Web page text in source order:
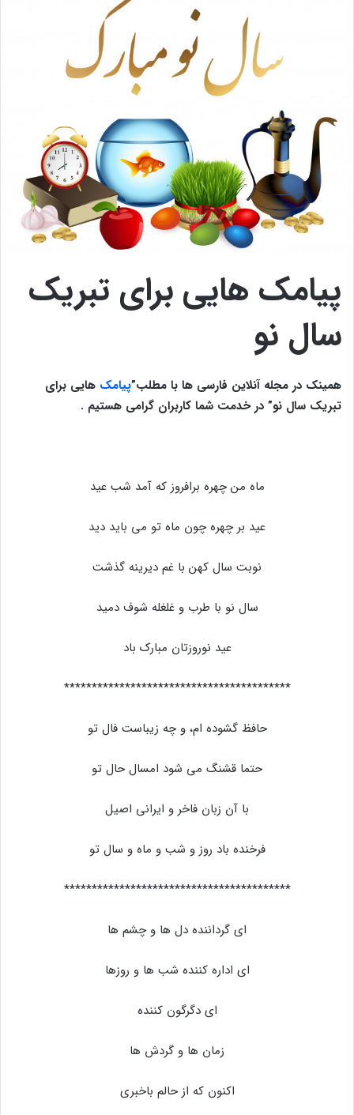
پیامک هایی برای تبریک
سال نو
همینک در مجله آنلاین فارسی ها با مطلب”پیامک هایی برای
تبریک سال نو” در خدمت شما کاربران گرامی هستیم .
ماه من چهره برافروز که آمد شب عید
عید بر چهره چون ماه تو می باید دید
نوبت سال کهن با غم دیرینه گذشت
سال نو با طرب و غلغله شوف دمید
عید نوروزتان مبارک باد
*****************************************
حافظ گشوده ام، و چه زیباست فال تو
حتما قشنگ می شود امسال حال تو
با آن زبان فاخر و ایرانی اصیل
فرخنده باد روز و شب و ماه و سال تو
*****************************************
ای گرداننده دل ها و چشم ها
ای اداره کننده شب ها و روزها
ای دگرگون کننده
زمان ها و گردش ها
اکنون که از حالم باخبری